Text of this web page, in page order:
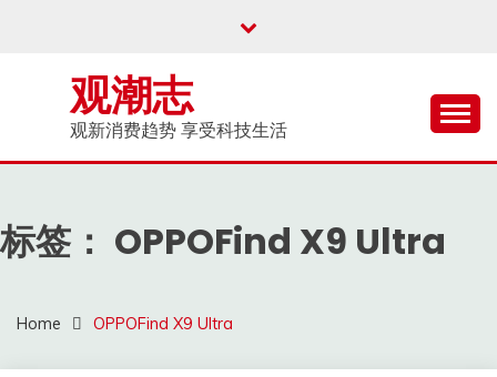
观潮志
观新消费趋势 享受科技生活
标签： OPPOFind X9 Ultra
Home OPPOFind X9 Ultra